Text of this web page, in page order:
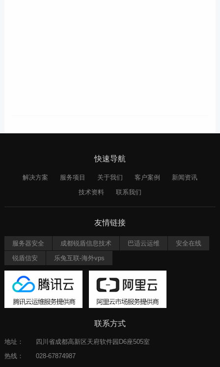
快速导航
解决方案 服务项目 关于我们 客户案例
新闻资讯
技术资料
联系我们
友情链接
服务器安全 成都锐盾信息技术 巴适云运维
安全在线
锐盾信安
乐兔互联-海外vps
联系方式
地址：
四川省成都高新区天府软件园D6座505室
热线：
028-67874987